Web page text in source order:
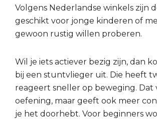
Volgens Nederlandse winkels zijn
geschikt voor jonge kinderen of
gewoon rustig willen proberen.
Wil je iets actiever bezig zijn, dan
bij een stuntvlieger uit. Die heeft
reageert sneller op beweging. Dat
oefening, maar geeft ook meer
je het doorhebt. Voor beginners